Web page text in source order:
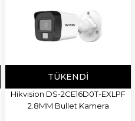
TÜKENDI
Hikvision DS-2CE16D0T-EXLPF
2.8MM Bullet Kamera